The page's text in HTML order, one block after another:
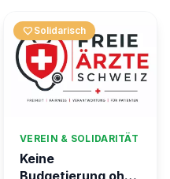
favorite Solidarisch
VEREIN & SOLIDARITÄT
Keine
Budgetierung ohne